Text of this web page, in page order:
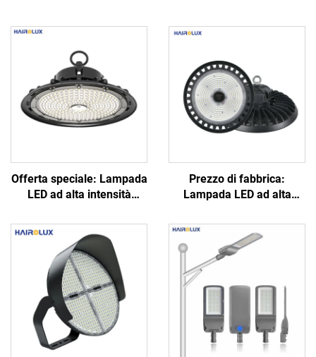
Offerta speciale: Lampada
LED ad alta intensità
industriali (tipo UFO) in
alluminio, risparmio
energetico, per magazzini,
potenze 100 W, 150 W, 200
W
Prezzo di fabbrica:
Lampada LED ad alta
disponibile in diverse
potenze, rotonda, 100 W,
150 W, 200 W, 250 W, per
officine e ambienti
industriali